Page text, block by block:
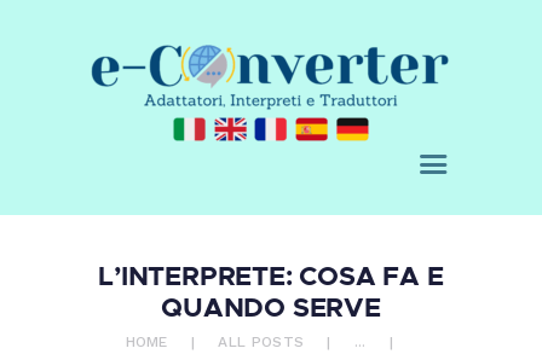
L’INTERPRETE: COSA FA E
QUANDO SERVE
HOME ALL POSTS
...
E-CONVERTER - AGENZIA DI
TRADUZIONE
Adattatori, Interpreti e Traduttori
SERVIZI
ACQUISTA
BLOG
0 ITEMS
€ 0,00